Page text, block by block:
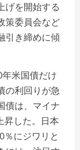
げを開始する
策委員会など
引き締めに傾
米国債だけ
の利回りが急
債は、マイナ
昇した。日本
にジワリと